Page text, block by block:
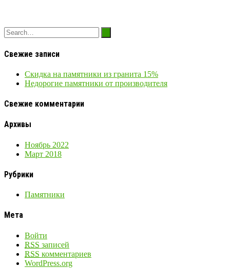
Свежие записи
Скидка на памятники из гранита 15%
Недорогие памятники от производителя
Свежие комментарии
Архивы
Ноябрь 2022
Март 2018
Рубрики
Памятники
Мета
Войти
RSS записей
RSS комментариев
WordPress.org